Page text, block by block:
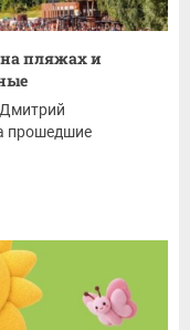
на пляжах и
Дмитрий
прошедшие